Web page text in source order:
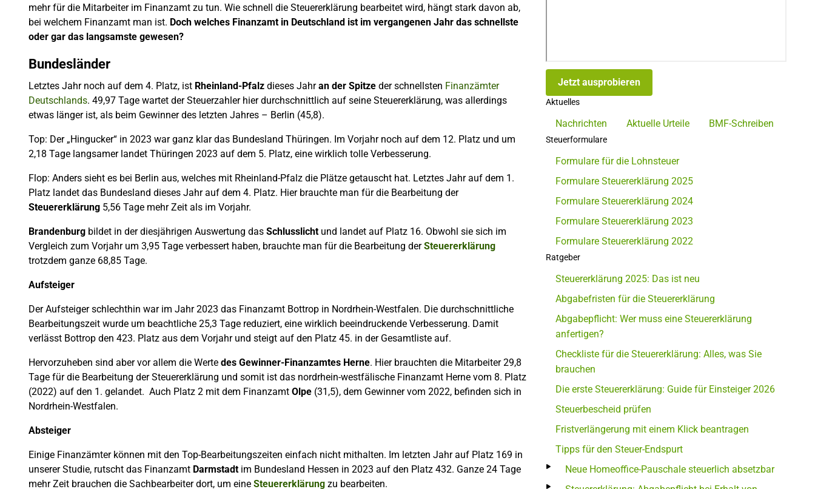
mehr für die Mitarbeiter im Finanzamt zu tun. Wie schnell die Steuererklärung bearbeitet wird, hängt stark davon ab,
bei welchem Finanzamt man ist. Doch welches Finanzamt in Deutschland ist im vergangenen Jahr das schnellste
oder gar das langsamste gewesen?
Bundesländer
Letztes Jahr noch auf dem 4. Platz, ist Rheinland-Pfalz dieses Jahran der Spitze der schnellsten Finanzämter
Deutschlands. 49,97 Tage wartet der Steuerzahler hier durchschnittlich auf seine Steuererklärung, was allerdings
etwas länger ist, als beim Gewinner des letzten Jahres – Berlin (45,8).
Top: Der „Hingucker“ in 2023 war ganz klar das Bundesland Thüringen. Im Vorjahr noch auf dem 12. Platz und um
2,18 Tage langsamer landet Thüringen 2023 auf dem 5. Platz, eine wirklich tolle Verbesserung.
Flop: Anders sieht es bei Berlin aus, welches mit Rheinland-Pfalz die Plätze getauscht hat. Letztes Jahr auf dem 1.
Platz landet das Bundesland dieses Jahr auf dem 4. Platz. Hier brauchte man für die Bearbeitung der
Steuererklärung 5,56 Tage mehr Zeit als im Vorjahr.
Brandenburg bildet in der diesjährigen Auswertung das Schlusslichtund landet auf Platz 16. Obwohl sie sich im
Vergleich zum Vorjahr um 3,95 Tage verbessert haben, brauchte man für die Bearbeitung der Steuererklärung
trotzdem ganze 68,85 Tage.
Aufsteiger
Der Aufsteiger schlechthin war im Jahr 2023 das Finanzamt Bottrop in Nordrhein-Westfalen. Die durchschnittliche
Bearbeitungszeit wurde um beachtliche 25,3 Tage reduziert, eine wirklich beeindruckende Verbesserung. Damit
verlässt Bottrop den 423. Platz aus dem Vorjahr und steigt auf den Platz 45. in der Gesamtliste auf.
Hervorzuheben sind aber vor allem die Werte des Gewinner-Finanzamtes Herne. Hier brauchten die Mitarbeiter 29,8
Tage für die Bearbeitung der Steuererklärung und somit ist das nordrhein-westfälische Finanzamt Herne vom 8. Platz
(2022) auf den 1. gelandet. Auch Platz 2 mit dem Finanzamt Olpe (31,5), dem Gewinner vom 2022, befinden sich in
Nordrhein-Westfalen.
Absteiger
Einige Finanzämter können mit den Top-Bearbeitungszeiten einfach nicht mithalten. Im letzten Jahr auf Platz 169 in
unserer Studie, rutscht das Finanzamt Darmstadtim Bundesland Hessen in 2023 auf den Platz 432. Ganze 24 Tage
mehr Zeit brauchen die Sachbearbeiter dort, um eine Steuererklärung zu bearbeiten.
Jetzt ausprobieren
Aktuelles
Nachrichten Aktuelle Urteile BMF-Schreiben
Steuerformulare
Formulare für die Lohnsteuer
Formulare Steuererklärung 2025
Formulare Steuererklärung 2024
Formulare Steuererklärung 2023
Formulare Steuererklärung 2022
Ratgeber
Steuererklärung 2025: Das ist neu
Abgabefristen für die Steuererklärung
Abgabepflicht: Wer muss eine Steuererklärung
anfertigen?
Checkliste für die Steuererklärung: Alles, was Sie
brauchen
Die erste Steuererklärung: Guide für Einsteiger 2026
Steuerbescheid prüfen
Fristverlängerung mit einem Klick beantragen
Tipps für den Steuer-Endspurt
Neue Homeoffice-Pauschale steuerlich absetzbar